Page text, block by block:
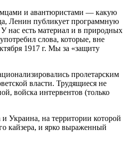
и авантюристами — какую
Ленин публикует программную
нас есть материал и в природных
слова, которые, вне
1917 г. Мы за «защиту
пролетарским
власти. Трудящиеся не
войска интервентов (только
Украина, на территории которой
кайзера, и ярко выраженный